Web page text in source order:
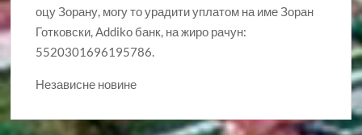
оцу Зорану, могу то урадити уплатом на име Зоран
Готковски, Addiko банк, на жиро рачун:
5520301696195786.
Независне новине